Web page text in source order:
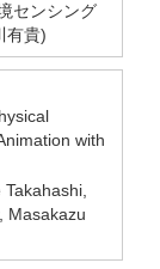
センシング
有貴)
with
Masakazu